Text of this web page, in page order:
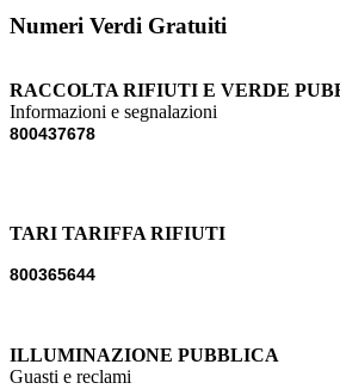
Numeri Verdi Gratuiti
RACCOLTA RIFIUTI E VERDE
Informazioni e segnalazioni
800437678
TARI TARIFFA RIFIUTI
800365644
ILLUMINAZIONE PUBBLICA
Guasti e reclami